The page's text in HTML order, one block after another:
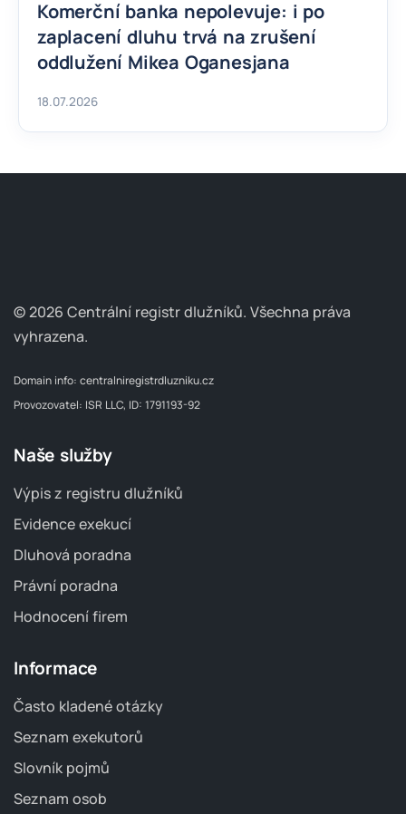
Komerční banka nepolevuje: i po
zaplacení dluhu trvá na zrušení
oddlužení Mikea Oganesjana
18.07.2026
© 2026 Centrální registr dlužníků. Všechna práva
vyhrazena.
Domain info: centralniregistrdluzniku.cz
Provozovatel: ISR LLC, ID: 1791193-92
Naše služby
Výpis z registru dlužníků
Evidence exekucí
Dluhová poradna
Právní poradna
Hodnocení firem
Informace
Často kladené otázky
Seznam exekutorů
Slovník pojmů
Seznam osob